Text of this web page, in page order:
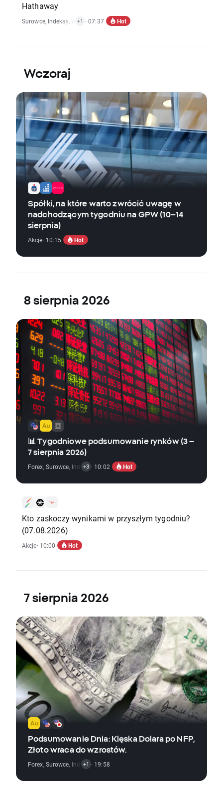
Hathaway
Surowce, Indeksy, Wiadomości Ekonomiczne
+1 · 07:37 Hot
Wczoraj
Spółki, na które warto zwrócić uwagę w
nadchodzącym tygodniu na GPW (10–14
sierpnia)
Akcje· 10:15 Hot
8 sierpnia 2026
📊 Tygodniowe podsumowanie rynków (3 –
7 sierpnia 2026)
Forex,Surowce, Indeksy ,Krypto Wiadomości Ekonomiczne
+3 · 10:02 Hot
Kto zaskoczy wynikami w przyszłym tygodniu?
(07.08.2026)
Akcje· 10:00 Hot
7 sierpnia 2026
Podsumowanie Dnia: Klęska Dolara po NFP,
Złoto wraca do wzrostów.
Forex,Surowce, Indeksy
+1 · 19:58